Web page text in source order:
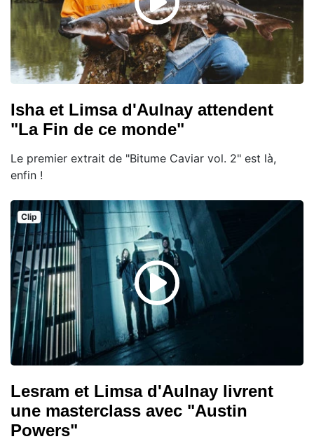
Isha et Limsa d'Aulnay attendent
"La Fin de ce monde"
Le premier extrait de "Bitume Caviar vol. 2" est là,
enfin !
Clip
Lesram et Limsa d'Aulnay livrent
une masterclass avec "Austin
Powers"